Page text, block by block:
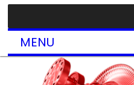
MENU